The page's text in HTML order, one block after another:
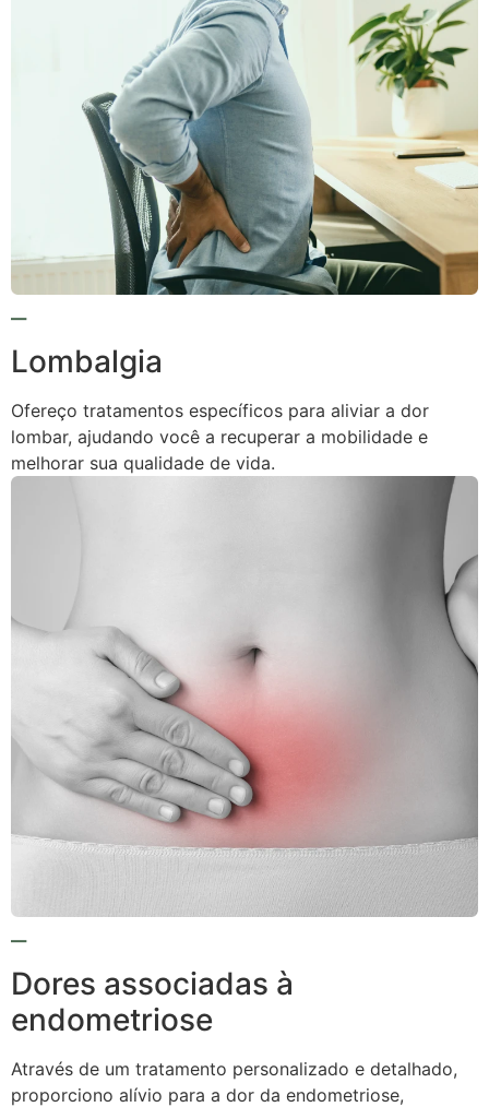
Lombalgia
Ofereço tratamentos específicos para aliviar a dor
lombar, ajudando você a recuperar a mobilidade e
melhorar sua qualidade de vida.
Dores associadas à
endometriose
Através de um tratamento personalizado e detalhado,
proporciono alívio para a dor da endometriose,